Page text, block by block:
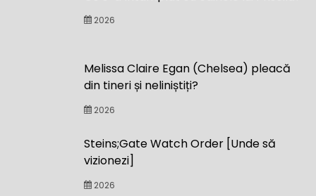
2026
Melissa Claire Egan (Chelsea) pleacă
din tineri și neliniștiți?
2026
Steins;Gate Watch Order [Unde să
vizionezi]
2026